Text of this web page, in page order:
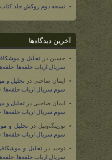
نسخه دوم روکش جلد کتاب
آخرین دیدگاه‌ها
حسین در تحلیل و
سریال ارباب حلقه‌ها:
ایمان صاحبی در تحلیل و
سوم سریال ارباب
ایمان صاحبی در تحلیل و
سوم سریال ارباب
تورینگ‌وتیل در تحلیل و
سوم سریال ارباب
توحید درتحلیل و
سریال ارباب حلقه‌ها: